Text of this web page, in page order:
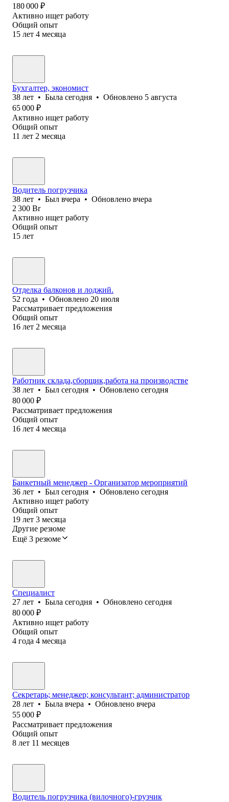
180 000 ₽
Активно ищет работу
Общий опыт
15 лет 4 месяца
Бухгалтер, экономист
38 лет • Была сегодня • Обновлено 5 августа
65 000 ₽
Активно ищет работу
Общий опыт
11 лет 2 месяца
Водитель погрузчика
38 лет • Был вчера • Обновлено вчера
2 300 Br
Активно ищет работу
Общий опыт
15 лет
Отделка балконов и лоджий.
52 года • Обновлено 20 июля
Рассматривает предложения
Общий опыт
16 лет 2 месяца
Работник склада,сборщик,работа на производстве
38 лет • Был сегодня • Обновлено сегодня
80 000 ₽
Рассматривает предложения
Общий опыт
16 лет 4 месяца
Банкетный менеджер - Организатор мероприятий
36 лет • Был сегодня • Обновлено сегодня
Активно ищет работу
Общий опыт
19 лет 3 месяца
Другие резюме
Ещё 3 резюме
Специалист
27 лет • Была сегодня • Обновлено сегодня
80 000 ₽
Активно ищет работу
Общий опыт
4 года 4 месяца
Секретарь; менеджер; консультант; администратор
28 лет • Была вчера • Обновлено вчера
55 000 ₽
Рассматривает предложения
Общий опыт
8 лет 11 месяцев
Водитель погрузчика (вилочного)-грузчик